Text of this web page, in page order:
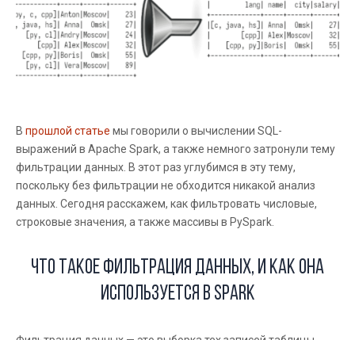
В прошлой статье мы говорили о вычислении SQL-
выражений в Apache Spark, а также немного затронули тему
фильтрации данных. В этот раз углубимся в эту тему,
поскольку без фильтрации не обходится никакой анализ
данных. Сегодня расскажем, как фильтровать числовые,
строковые значения, а также массивы в PySpark.
Что такое фильтрация данных, и как она
используется в Spark